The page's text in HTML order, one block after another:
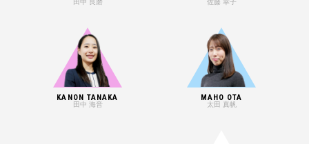
田中 良磨 佐藤 幸子
KANON TANAKA
田中 海音
MAHO OTA
太田 真帆